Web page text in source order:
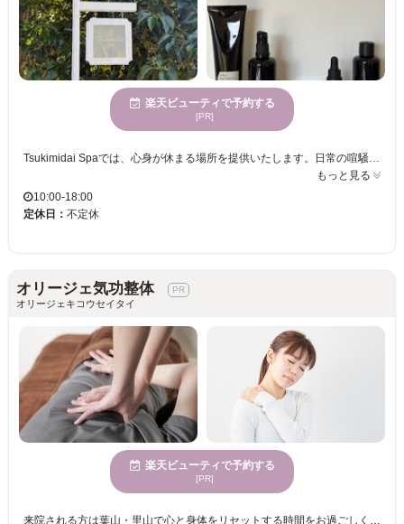
楽天ビューティで予約する
[PR]
Tsukimidai Spaでは、心身が休まる場所を提供いたします。日常の喧騒を忘れ、穏やかな雰囲気の空間でリラックスできるひとときをお過ごしください。マンツーマンの丁寧なカウンセリングと施術が、お客様一人一人のニーズにしっかりと寄り添い、あなたの美しさを最大限に引き出します。駐車場も完備し、多様な決済方法で安心してご利用いただけます。Tsukimidai Spaで、あなた自身に輝きを取り戻しませんか。
もっと見る
10:00-18:00
定休日： 不定休
オリージェ気功整体
オリージェキコウセイタイ
楽天ビューティで予約する
[PR]
来院される方は葉山・里山で心と身体をリセットする時間をお過ごしください。店主は経験ある40代女性の整体師です。 長年のカラダの不調はございませんか？長引く痛みはありませんか？お気軽にお試しください。 お時間の余裕をもってお越しください。 気って不思議ですよね、そんなエネルギーも感じてもらえるようお客さまのペースに合わせていきたいと思います。